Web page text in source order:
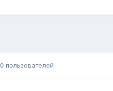
0 пользователей